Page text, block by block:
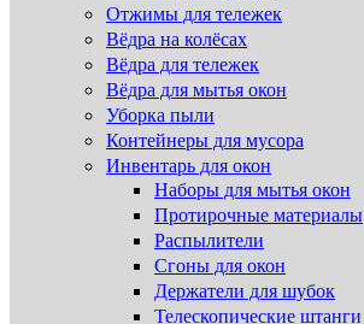
Отжимы для тележек
Вёдра на колёсах
Вёдра для тележек
Вёдра для мытья окон
Уборка пыли
Контейнеры для мусора
Инвентарь для окон
Наборы для мытья окон
Протирочные материалы
Распылители
Сгоны для окон
Держатели для шубок
Телескопические штанги